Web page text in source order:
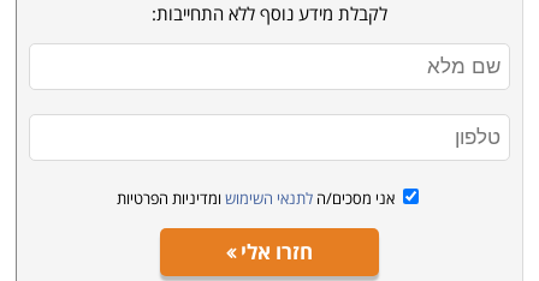
לקבלת מידע נוסף ללא התחייבות:
אני מסכים/ה לתנאי השימוש ומדיניות הפרטיות
חזרו אלי